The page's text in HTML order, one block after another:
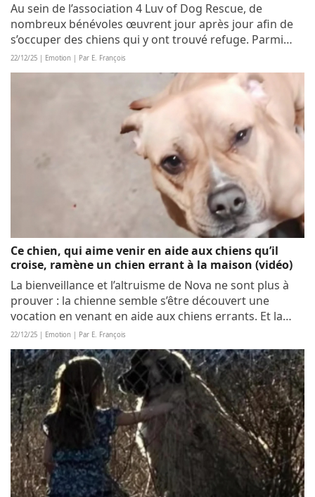
Au sein de l’association 4 Luv of Dog Rescue, de
nombreux bénévoles œuvrent jour après jour afin de
s’occuper des chiens qui y ont trouvé refuge. Parmi
eux se trouvent les membres d’une équipe entière de
volley-ball féminine. Si cette aide était...
22/12/25 | Emotion | Par E. François
Ce chien, qui aime venir en aide aux chiens qu’il
croise, ramène un chien errant à la maison (vidéo)
La bienveillance et l’altruisme de Nova ne sont plus à
prouver : la chienne semble s’être découvert une
vocation en venant en aide aux chiens errants. Et la
maîtresse de Nova, récemment, n’a pu résister face à
celui que sa fidèle compagne a...
22/12/25 | Emotion | Par E. François